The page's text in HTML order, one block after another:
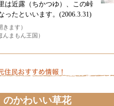
は近露（ちかつゆ）、この峠
ったといいます。(2006.3.31)
ます）
まもん王国）
のかわいい草花